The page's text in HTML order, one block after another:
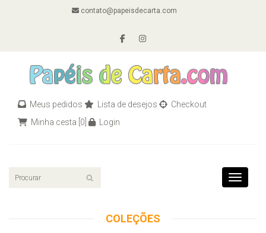
contato@papeisdecarta.com
Meus pedidos Lista de desejos
Checkout
Minha cesta [0] Login
Toggle
COLEÇÕES